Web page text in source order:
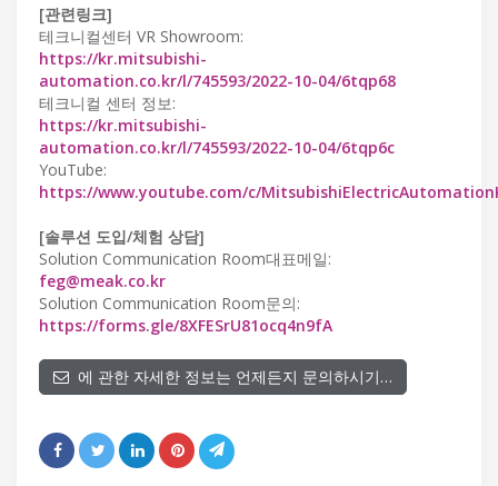
[관련링크]
테크니컬센터 VR Showroom:
https://kr.mitsubishi-
automation.co.kr/l/745593/2022-10-04/6tqp68
테크니컬 센터 정보:
https://kr.mitsubishi-
automation.co.kr/l/745593/2022-10-04/6tqp6c
YouTube:
https://www.youtube.com/c/
[솔루션 도입/체험 상담]
Solution Communication Room대표메일:
feg@meak.co.kr
Solution Communication Room문의:
https://forms.gle/8XFESrU81ocq4n9fA
에 관한 자세한 정보는 언제든지 문의하시기…